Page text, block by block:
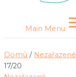
Main Menu
Domů / Nezařazené
17/20